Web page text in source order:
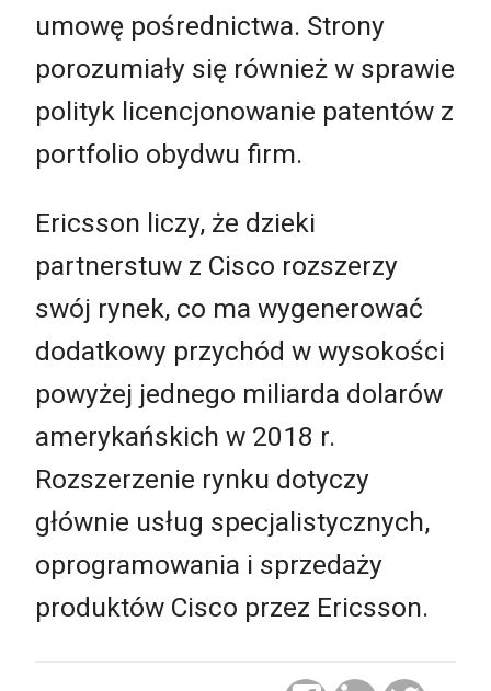
umowę pośrednictwa. Strony
porozumiały się również w sprawie
polityk licencjonowanie patentów z
portfolio obydwu firm.
Ericsson liczy, że dzieki
partnerstuw z Cisco rozszerzy
swój rynek, co ma wygenerować
dodatkowy przychód w wysokości
powyżej jednego miliarda dolarów
amerykańskich w 2018 r.
Rozszerzenie rynku dotyczy
głównie usług specjalistycznych,
oprogramowania i sprzedaży
produktów Cisco przez Ericsson.